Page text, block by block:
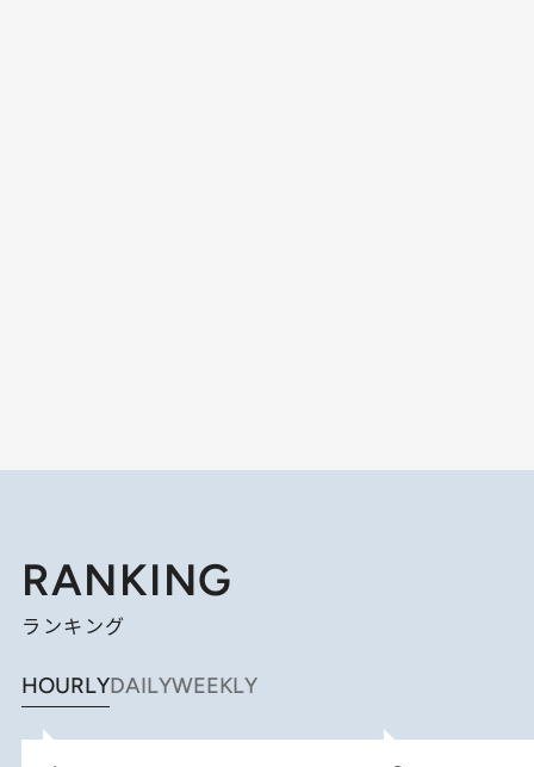
RANKING
ランキング
HOURLYDAILYWEEKLY